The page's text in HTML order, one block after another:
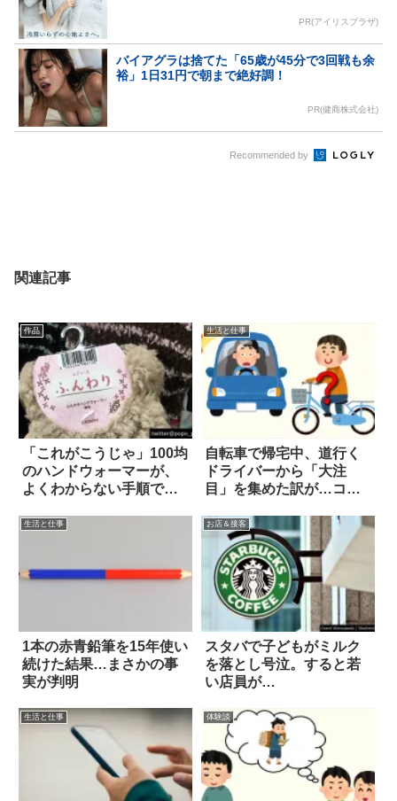
PR(アイリスプラザ)
バイアグラは捨てた「65歳が45分で3回戦も余
裕」1日31円で朝まで絶好調！
PR(健商株式会社)
Recommended by
関連記事
作品
「これがこうじゃ」100均
のハンドウォーマーが、
よくわからない手順で大
生活と仕事
自転車で帰宅中、道行く
ドライバーから「大注
目」を集めた訳が…コ
生活と仕事
1本の赤青鉛筆を15年使い
続けた結果…まさかの事
実が判明
お店＆接客
スタバで子どもがミルク
を落とし号泣。すると若
い店員が…
生活と仕事 体験談